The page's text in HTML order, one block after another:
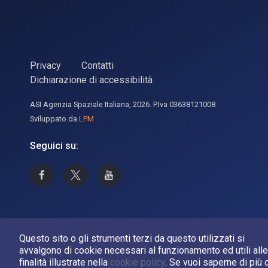
Questo sito o gli strumenti terzi da questo utilizzati si
avvalgono di cookie necessari al funzionamento ed utili alle
finalità illustrate nella cookie policy. Se vuoi saperne di più
Privacy
Contatti
Dichiarazione di accessibilità
ASI Agenzia Spaziale Italiana, 2026. P.Iva 03638121008
Sviluppato da LPM
Seguici su:
Asi su Facebook
Asi su XCanale Asi su YouTube